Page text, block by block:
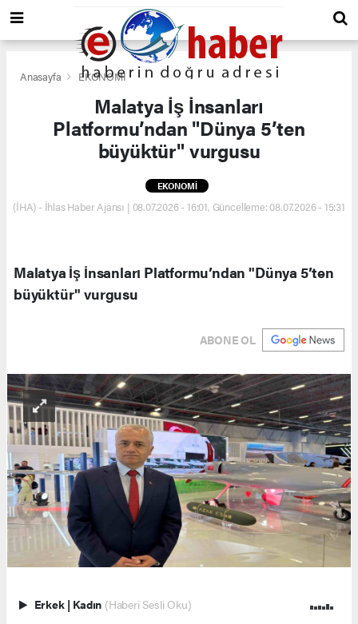
Anasayfa EKONOMİ
Malatya İş İnsanları
Platformu’ndan "Dünya 5’ten
büyüktür" vurgusu
EKONOMİ
(İHA) - İhlas Haber Ajansı | 08.07.2026 - 16:01, Güncelleme: 08.07.2026 - 15:31
Malatya İş İnsanları Platformu’ndan "Dünya 5’ten
büyüktür" vurgusu
ABONE OL
Erkek | Kadın (Haberi Sesli Oku)